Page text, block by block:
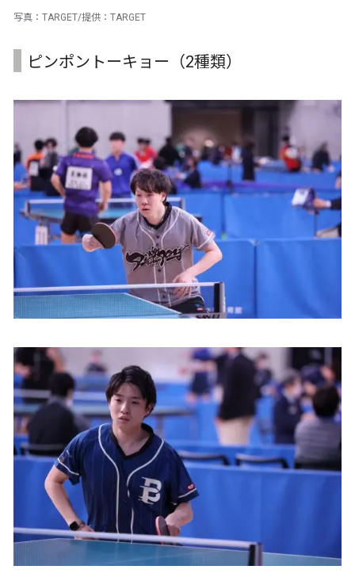
写真：TARGET/提供：TARGET
ピンポントーキョー（2種類）